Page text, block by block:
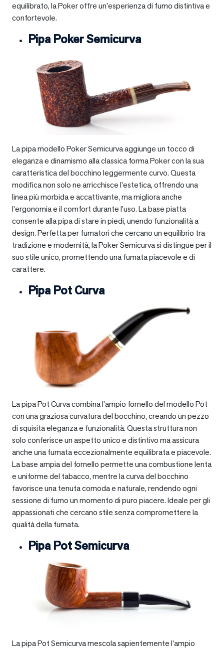
equilibrato, la Poker offre un’esperienza di fumo distintiva e
confortevole.
Pipa Poker Semicurva
La pipa modello Poker Semicurva aggiunge un tocco di
eleganza e dinamismo alla classica forma Poker con la sua
caratteristica del bocchino leggermente curvo. Questa
modifica non solo ne arricchisce l’estetica, offrendo una
linea più morbida e accattivante, ma migliora anche
l’ergonomia e il comfort durante l’uso. La base piatta
consente alla pipa di stare in piedi, unendo funzionalità a
design. Perfetta per fumatori che cercano un equilibrio tra
tradizione e modernità, la Poker Semicurva si distingue per il
suo stile unico, promettendo una fumata piacevole e di
carattere.
Pipa Pot Curva
La pipa Pot Curva combina l’ampio fornello del modello Pot
con una graziosa curvatura del bocchino, creando un pezzo
di squisita eleganza e funzionalità. Questa struttura non
solo conferisce un aspetto unico e distintivo ma assicura
anche una fumata eccezionalmente equilibrata e piacevole.
La base ampia del fornello permette una combustione lenta
e uniforme del tabacco, mentre la curva del bocchino
favorisce una tenuta comoda e naturale, rendendo ogni
sessione di fumo un momento di puro piacere. Ideale per gli
appassionati che cercano stile senza compromettere la
qualità della fumata.
Pipa Pot Semicurva
La pipa Pot Semicurva mescola sapientemente l’ampio